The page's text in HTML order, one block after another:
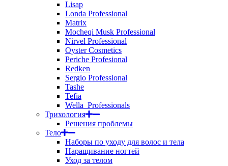
Lisap
Londa Professional
Matrix
Mocheqi Musk Professional
Nirvel Professional
Oyster Cosmetics
Periche Profesional
Redken
Sergio Professional
Tashe
Tefia
Wella_Professionals
Трихология
Решения проблемы
Тело
Наборы по уходу для волос и тела
Наращивание ногтей
Уход за телом